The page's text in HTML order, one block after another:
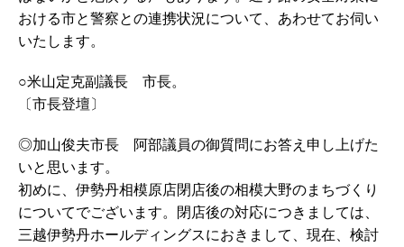
おける市と警察との連携状況について、あわせてお伺い
いたします。
○米山定克副議長 市長。
〔市長登壇〕
◎加山俊夫市長 阿部議員の御質問にお答え申し上げた
いと思います。
初めに、伊勢丹相模原店閉店後の相模大野のまちづくり
についてでございます。閉店後の対応につきましては、
三越伊勢丹ホールディングスにおきまして、現在、検討